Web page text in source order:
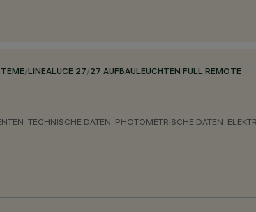
/LINEALUCE 27/27 AUFBAULEUCHTEN FULL REMOTE
TECHNISCHE DATEN PHOTOMETRISCHE DATEN